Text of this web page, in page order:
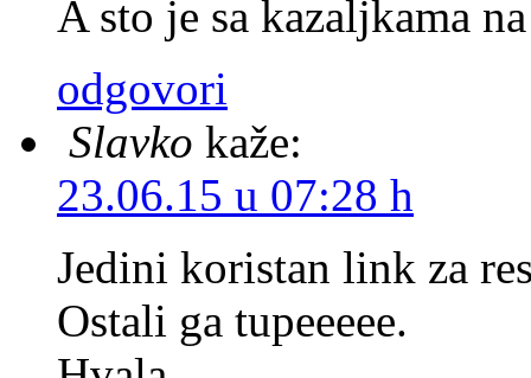
A sto je sa kazaljkama
odgovori
Slavko kaže:
23.06.15 u 07:28 h
Jedini koristan link za
Ostali ga tupeeeee.